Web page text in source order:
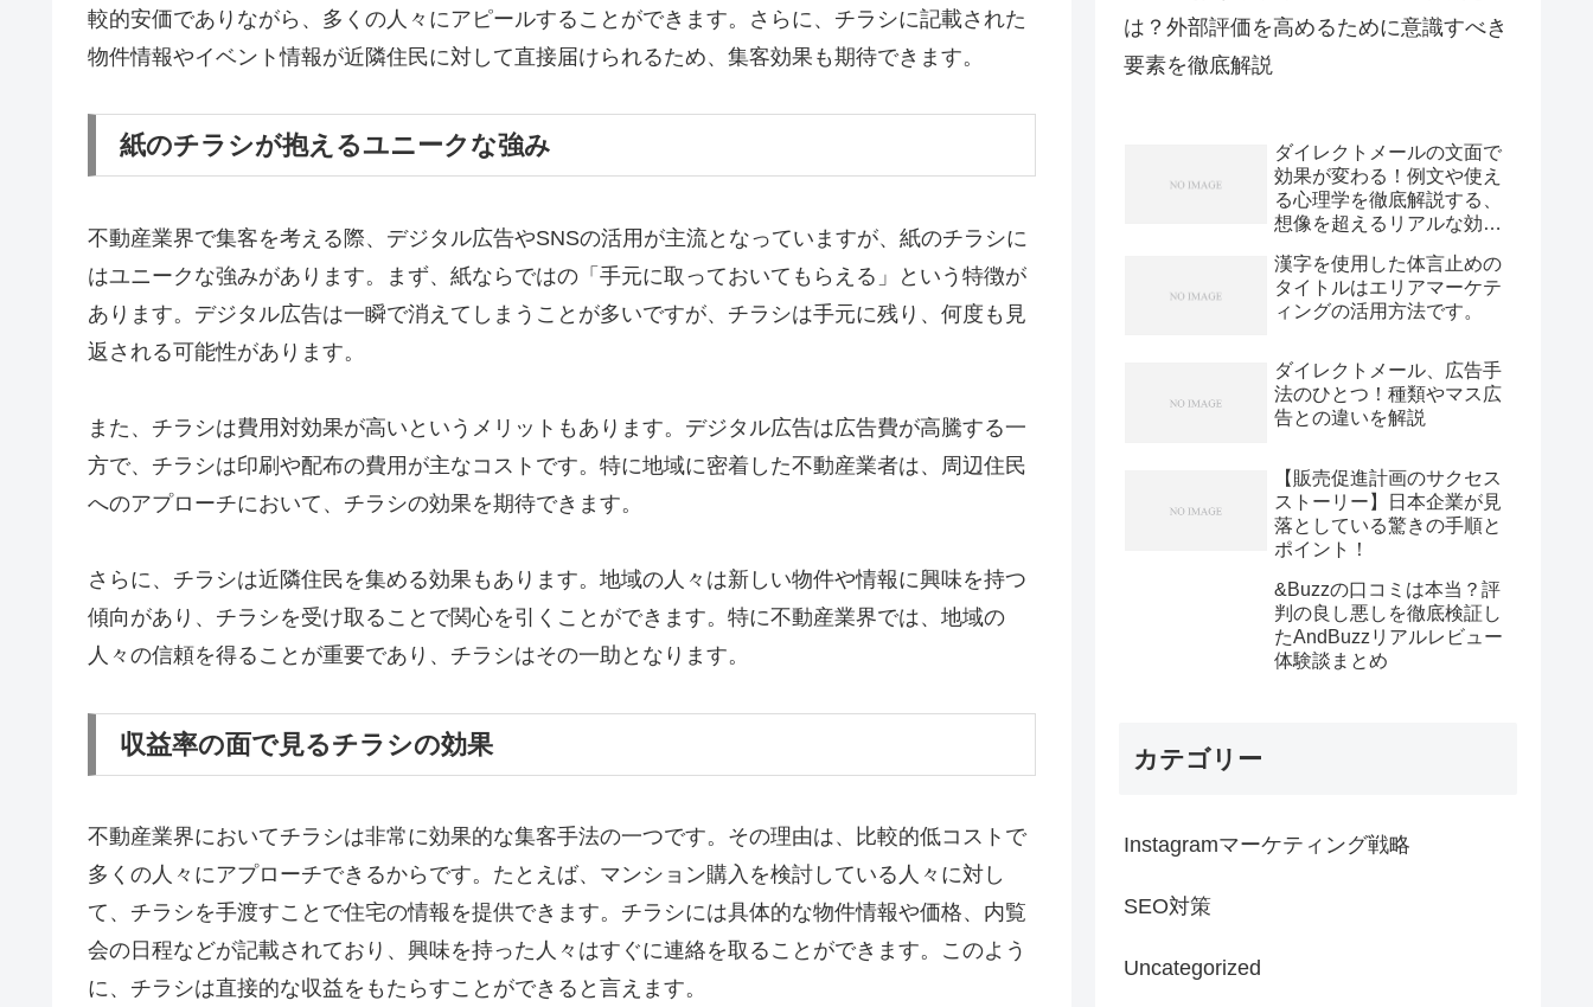
較的安価でありながら、多くの人々にアピールすることができます。さらに、チラシに記載された
物件情報やイベント情報が近隣住民に対して直接届けられるため、集客効果も期待できます。
紙のチラシが抱えるユニークな強み
不動産業界で集客を考える際、デジタル広告やSNSの活用が主流となっていますが、紙のチラシに
はユニークな強みがあります。まず、紙ならではの「手元に取っておいてもらえる」という特徴が
あります。デジタル広告は一瞬で消えてしまうことが多いですが、チラシは手元に残り、何度も見
返される可能性があります。
また、チラシは費用対効果が高いというメリットもあります。デジタル広告は広告費が高騰する一
方で、チラシは印刷や配布の費用が主なコストです。特に地域に密着した不動産業者は、周辺住民
へのアプローチにおいて、チラシの効果を期待できます。
さらに、チラシは近隣住民を集める効果もあります。地域の人々は新しい物件や情報に興味を持つ
傾向があり、チラシを受け取ることで関心を引くことができます。特に不動産業界では、地域の
人々の信頼を得ることが重要であり、チラシはその一助となります。
収益率の面で見るチラシの効果
不動産業界においてチラシは非常に効果的な集客手法の一つです。その理由は、比較的低コストで
多くの人々にアプローチできるからです。たとえば、マンション購入を検討している人々に対し
て、チラシを手渡すことで住宅の情報を提供できます。チラシには具体的な物件情報や価格、内覧
会の日程などが記載されており、興味を持った人々はすぐに連絡を取ることができます。このよう
に、チラシは直接的な収益をもたらすことができると言えます。
は？外部評価を高めるために意識すべき
要素を徹底解説
ダイレクトメールの文面で
効果が変わる！例文や使え
る心理学を徹底解説する、
想像を超えるリアルな効果
なかった！
漢字を使用した体言止めの
タイトルはエリアマーケテ
ィングの活用方法です。
ダイレクトメール、広告手
法のひとつ！種類やマス広
告との違いを解説
【販売促進計画のサクセス
ストーリー】日本企業が見
落としている驚きの手順と
ポイント！
&Buzzの口コミは本当？評
判の良し悪しを徹底検証し
たAndBuzzリアルレビュー
体験談まとめ
カテゴリー
Instagramマーケティング戦略
SEO対策
Uncategorized